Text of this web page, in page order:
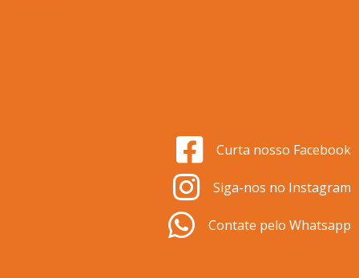
Curta nosso Facebook
Siga-nos no Instagram
Contate pelo Whatsapp